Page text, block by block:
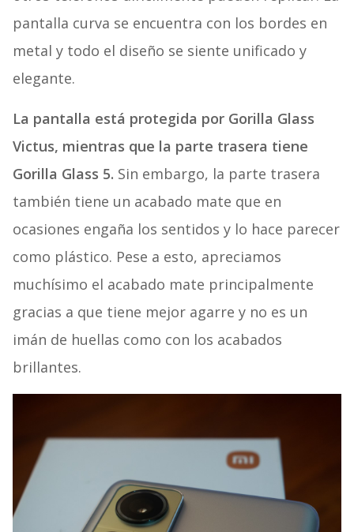
pantalla curva se encuentra con los bordes en
metal y todo el diseño se siente unificado y
elegante.
La pantalla está protegida por Gorilla Glass
Victus, mientras que la parte trasera tiene
Gorilla Glass 5. Sin embargo, la parte trasera
también tiene un acabado mate que en
ocasiones engaña los sentidos y lo hace parecer
como plástico. Pese a esto, apreciamos
muchísimo el acabado mate principalmente
gracias a que tiene mejor agarre y no es un
imán de huellas como con los acabados
brillantes.